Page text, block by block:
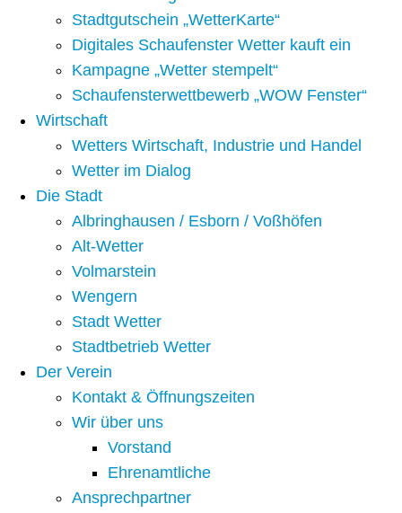
Stadtgutschein „WetterKarte“
Digitales Schaufenster Wetter kauft ein
Kampagne „Wetter stempelt“
Schaufensterwettbewerb „WOW Fenster“
Wirtschaft
Wetters Wirtschaft, Industrie und Handel
Wetter im Dialog
Die Stadt
Albringhausen / Esborn / Voßhöfen
Alt-Wetter​
Volmarstein
Wengern
Stadt Wetter
Stadtbetrieb Wetter
Der Verein
Kontakt & Öffnungszeiten
Wir über uns
Vorstand
Ehrenamtliche
Ansprechpartner